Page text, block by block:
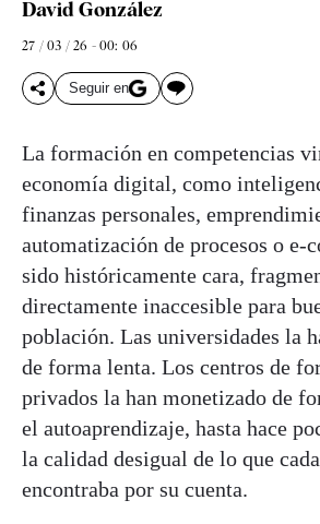
David González
27 / 03 / 26 - 00: 06
Seguir en
La formación en competencias
economía digital, como
finanzas personales,
automatización de procesos o e-
sido históricamente cara,
directamente inaccesible para
población. Las universidades la
de forma lenta. Los centros de
privados la han monetizado de
el autoaprendizaje, hasta hace
la calidad desigual de lo que
encontraba por su cuenta.